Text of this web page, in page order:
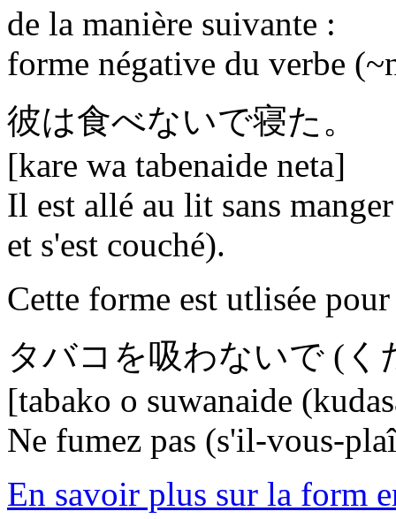
de la manière suivante :
forme négative du verbe
彼は食べないで寝た。
[kare wa tabenaide neta]
Il est allé au lit sans
et s'est couché).
Cette forme est utlisée
タバコを吸わないで (く
[tabako o suwanaide
Ne fumez pas (s'il-vous-
En savoir plus sur la form